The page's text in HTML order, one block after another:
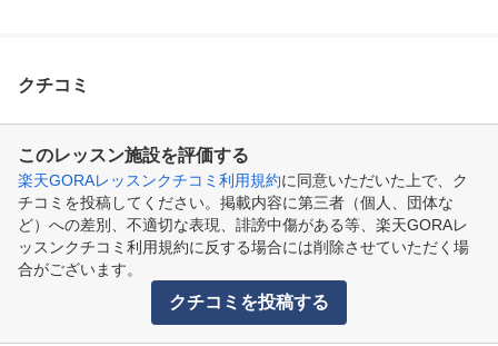
クチコミ
このレッスン施設を評価する
楽天GORAレッスンクチコミ利用規約に同意いただいた上で、ク
チコミを投稿してください。掲載内容に第三者（個人、団体な
ど）への差別、不適切な表現、誹謗中傷がある等、楽天GORAレ
ッスンクチコミ利用規約に反する場合には削除させていただく場
合がございます。
クチコミを投稿する